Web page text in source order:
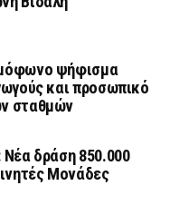
ψήφισμα
και προσωπικό
σταθμών
Νέα δράση 850.000
Μονάδες